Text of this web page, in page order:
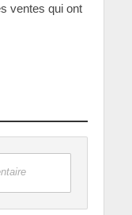
ventes qui ont